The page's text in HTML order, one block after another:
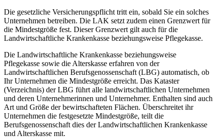
Die gesetzliche Versicherungspflicht tritt ein, sobald Sie ein solches
Unternehmen betreiben. Die LAK setzt zudem einen Grenzwert für
die Mindestgröße fest. Dieser Grenzwert gilt auch für die
Landwirtschaftliche Krankenkasse beziehungsweise Pflegekasse.
Die Landwirtschaftliche Krankenkasse beziehungsweise
Pflegekasse sowie die Alterskasse erfahren von der
Landwirtschaftlichen Berufsgenossenschaft (LBG) automatisch, ob
Ihr Unternehmen die Mindestgröße erreicht. Das Kataster
(Verzeichnis) der LBG führt alle landwirtschaftlichen Unternehmen
und deren Unternehmerinnen und Unternehmer. Enthalten sind auch
Art und Größe der bewirtschafteten Flächen. Überschreitet ihr
Unternehmen die festgesetzte Mindestgröße, teilt die
Berufsgenossenschaft dies der Landwirtschaftlichen Krankenkasse
und Alterskasse mit.